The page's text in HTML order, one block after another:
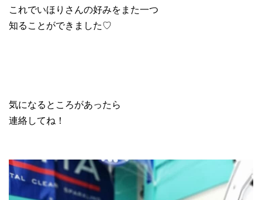
これでいほりさんの好みをまた一つ
知ることができました♡
気になるところがあったら
連絡してね！